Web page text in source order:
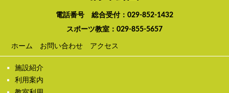
電話番号 総合受付： 029-852-1432
スポーツ教室： 029-855-5657
ホーム お問い合わせ アクセス
施設紹介
利用案内